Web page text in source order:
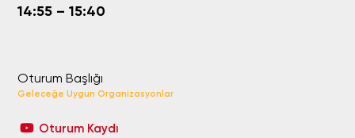
14:55 – 15:40
Oturum Başlığı
Geleceğe Uygun Organizasyonlar
Oturum Kaydı